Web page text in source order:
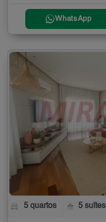
WhatsApp
5 quartos 5 suítes